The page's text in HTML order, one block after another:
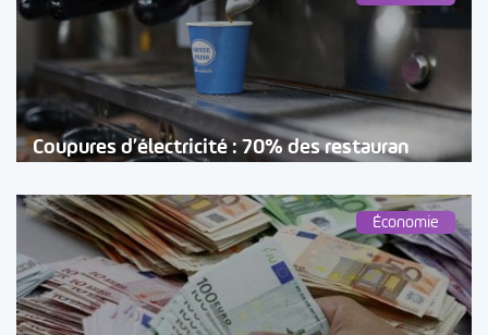
Coupures d’électricité : 70% des restauran
Économie